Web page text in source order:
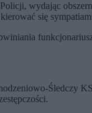
wydając
się
Śledczy